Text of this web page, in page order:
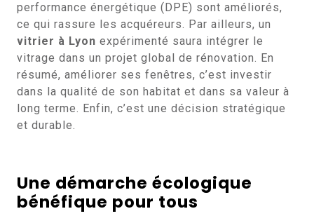
performance énergétique (DPE) sont améliorés,
ce qui rassure les acquéreurs. Par ailleurs, un
vitrier à Lyon expérimenté saura intégrer le
vitrage dans un projet global de rénovation. En
résumé, améliorer ses fenêtres, c’est investir
dans la qualité de son habitat et dans sa valeur à
long terme. Enfin, c’est une décision stratégique
et durable.
Une démarche écologique
bénéfique pour tous